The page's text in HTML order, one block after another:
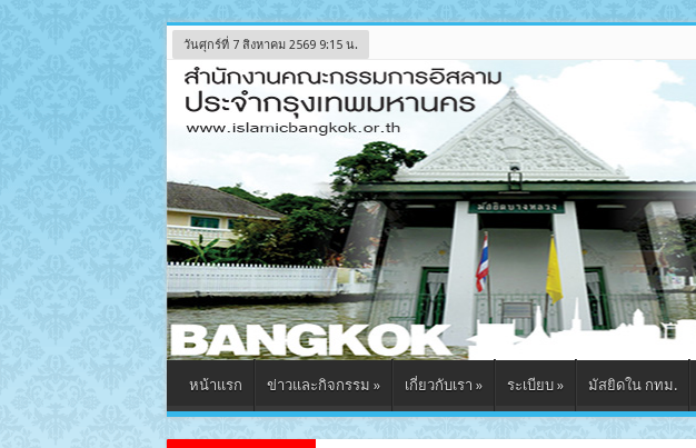
วันศุกร์ที่ 7 สิงหาคม 2569 9:15 น.
หน้าแรก ข่าวและกิจกรรม » เกี่ยวกับเรา » ระเบียบ » มัสยิดใน กทม.